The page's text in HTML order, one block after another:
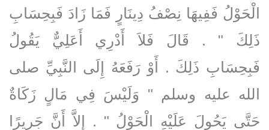
الْحَوْلُ فَفِيهَا نِصْفُ دِينَارٍ فَمَا زَادَ فَبِحِسَابِ
ذَلِكَ ‏"‏ ‏.‏ قَالَ فَلاَ أَدْرِي أَعَلِيٌّ يَقُولُ
فَبِحِسَابِ ذَلِكَ ‏.‏ أَوْ رَفَعَهُ إِلَى النَّبِيِّ صلى
الله عليه وسلم ‏"‏ وَلَيْسَ فِي مَالٍ زَكَاةٌ
حَتَّى يَحُولَ عَلَيْهِ الْحَوْلُ ‏"‏ ‏.‏ إِلاَّ أَنَّ جَرِيرًا